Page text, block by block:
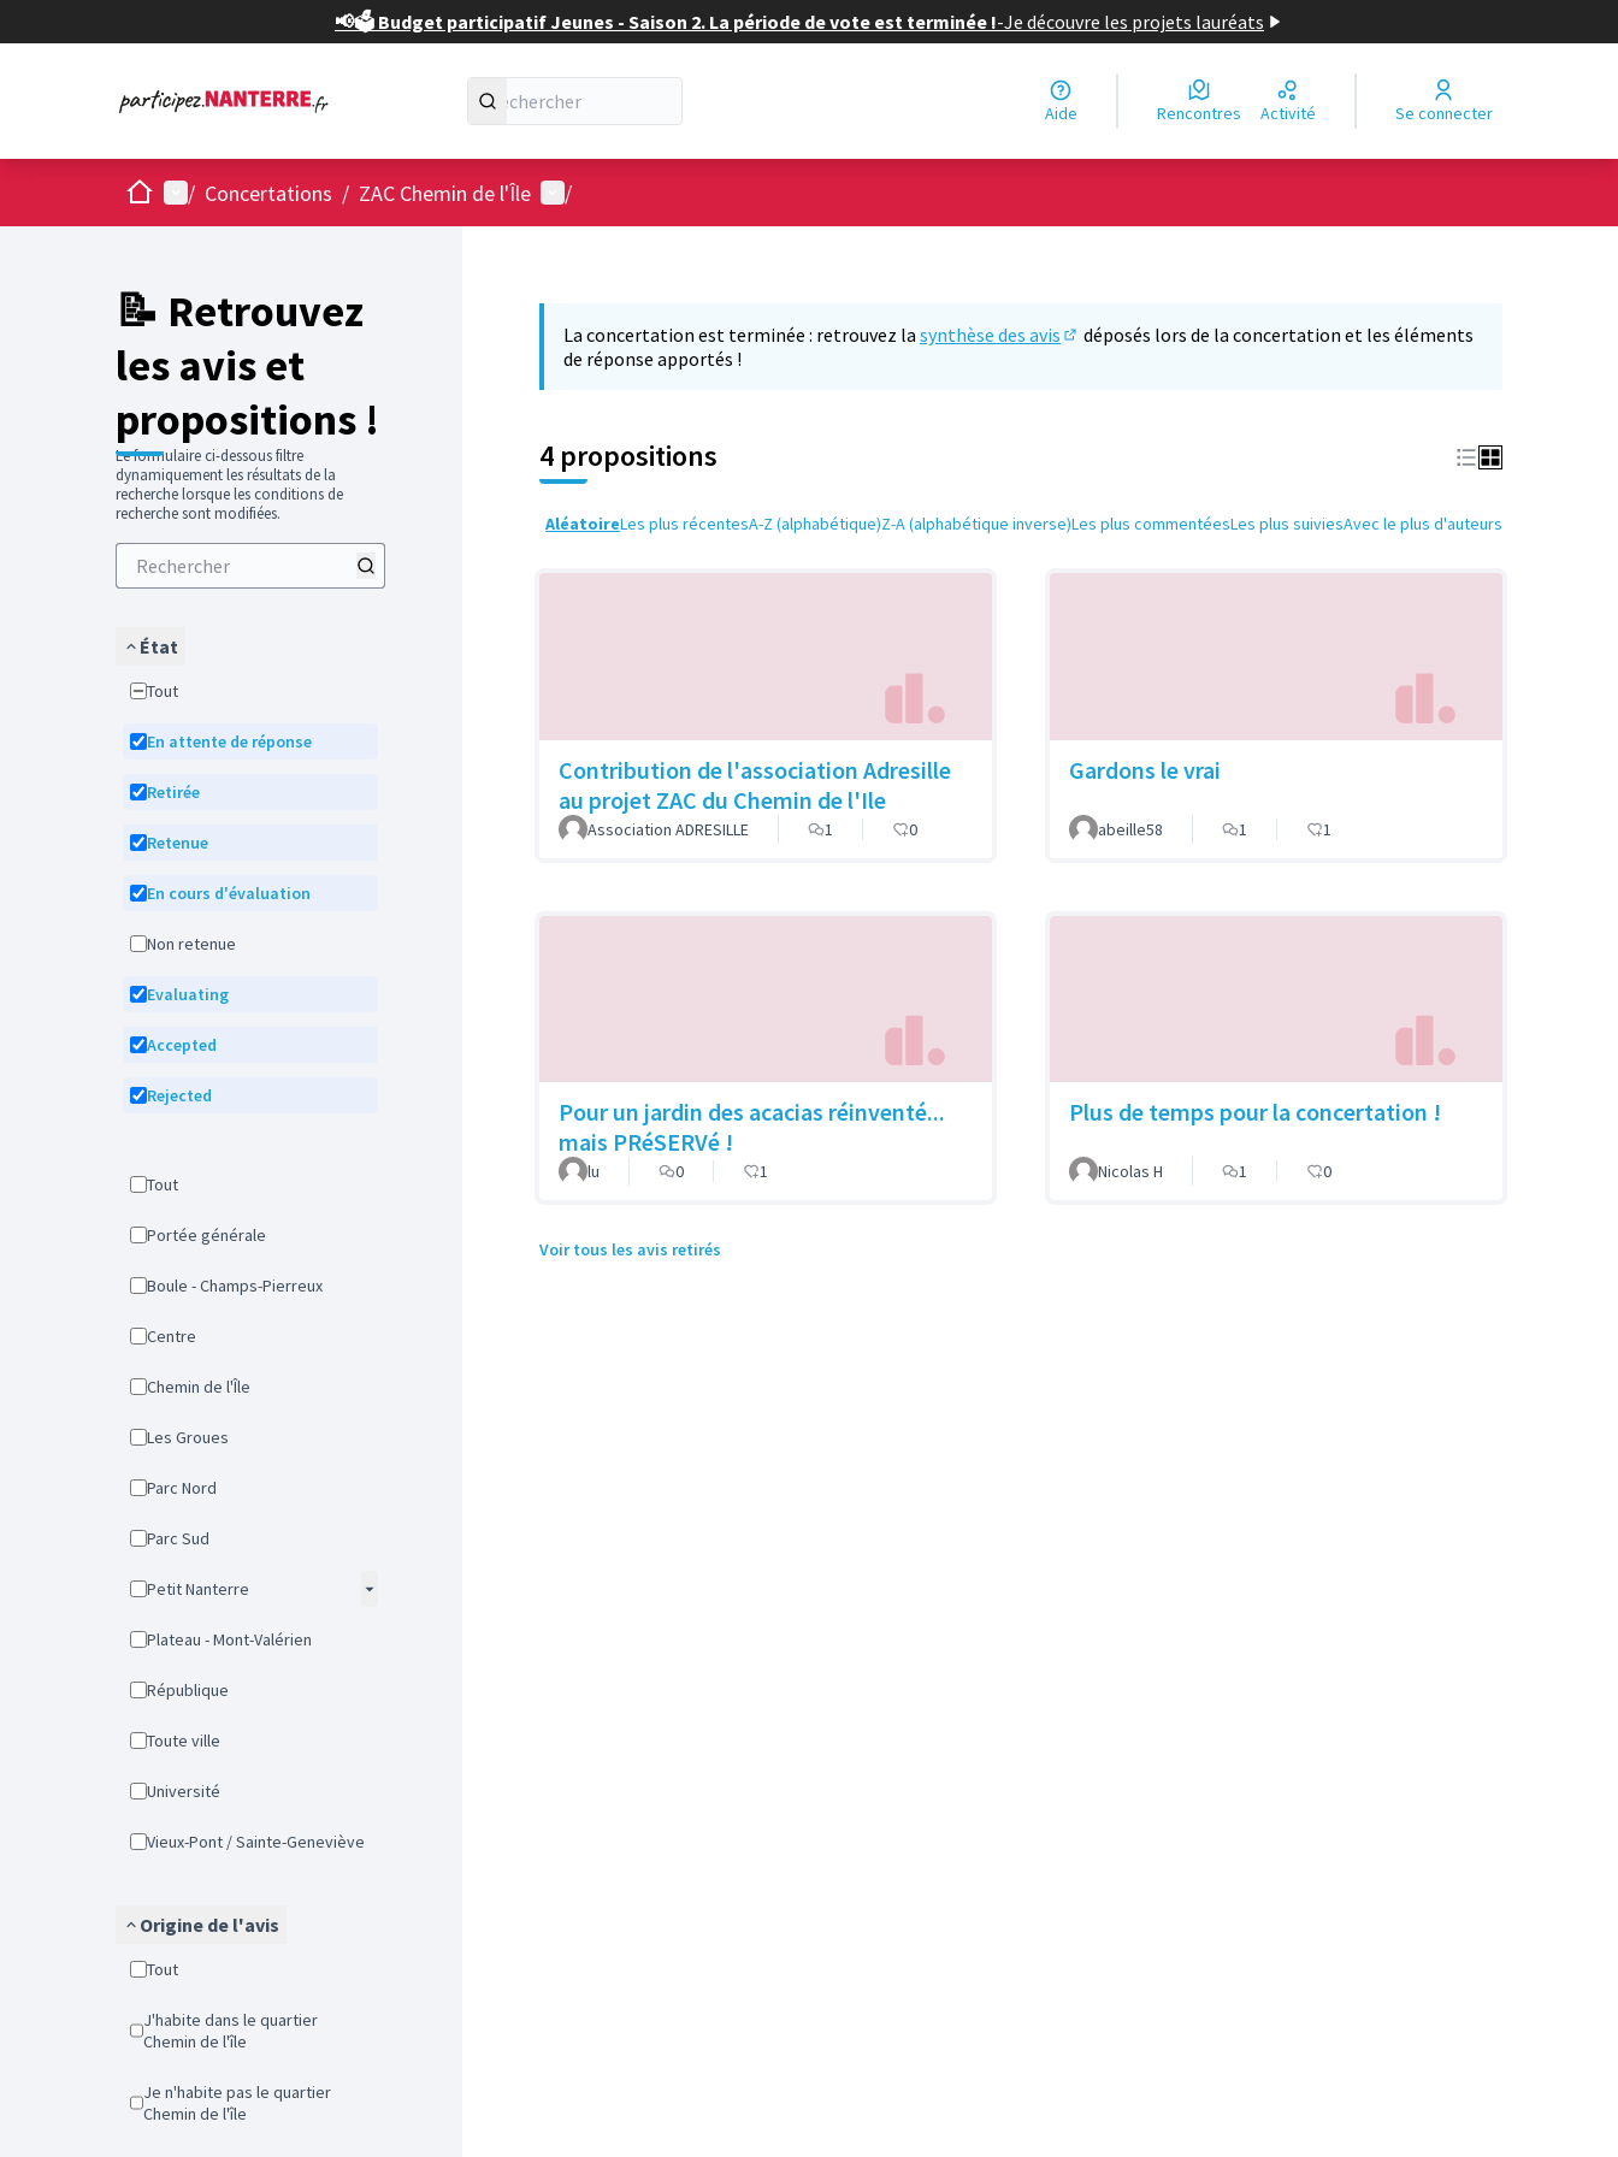
📢🗳️ Budget participatif Jeunes - Saison 2. La période de vote est terminée !-Je découvre les projets lauréats
Aide Rencontres Activité Se connecter
AccueilMenu principal
/ Concertations / ZAC Chemin de l'Île Menu utilisateur
/
📝 Retrouvez
les avis et
propositions !
Le formulaire ci-dessous filtre
dynamiquement les résultats de la
recherche lorsque les conditions de
recherche sont modifiées.
État
Tout
En attente de réponse
Retirée
Retenue
En cours d'évaluation
Non retenue
Evaluating
Accepted
Rejected
Tout
Portée générale
Boule - Champs-Pierreux
Centre
Chemin de l'Île
Les Groues
Parc Nord
Parc Sud
Petit Nanterre
Plateau - Mont-Valérien
République
Toute ville
Université
Vieux-Pont / Sainte-Geneviève
Origine de l'avis
Tout
J'habite dans le quartier
Chemin de l'île
Je n'habite pas le quartier
Chemin de l'île
La concertation est terminée : retrouvez la synthèse des avis
(S'ouvre dans un nouvel onglet)
déposés lors de la concertation et les éléments
de réponse apportés !
4 propositions
AléatoireLes plus récentesA-Z (alphabétique)Z-A (alphabétique inverse)Les plus commentéesLes plus suiviesAvec le plus d'auteurs
Contribution de l'association Adresille
au projet ZAC du Chemin de l'Ile
Association ADRESILLE 1 0
Gardons le vrai
abeille58 1 1
Pour un jardin des acacias réinventé...
mais PRéSERVé !
lu 0 1
Plus de temps pour la concertation !
Nicolas H 1 0
Voir tous les avis retirés